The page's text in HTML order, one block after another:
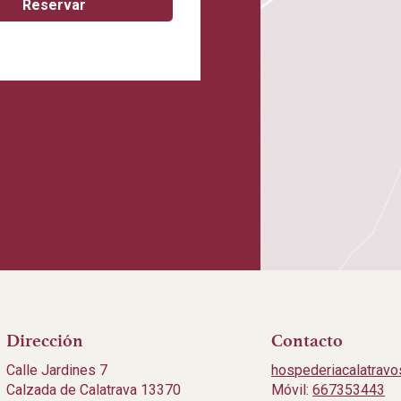
Dirección
Calle Jardines 7
Calzada de Calatrava 13370
Contacto
Móvil:667353443